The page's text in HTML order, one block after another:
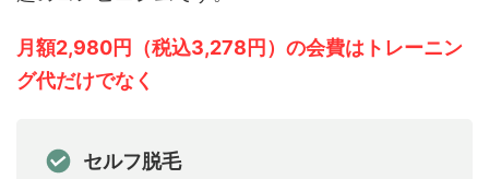
月額2,980円（税込3,278円）の会費はトレーニン
グ代だけでなく
セルフ脱毛